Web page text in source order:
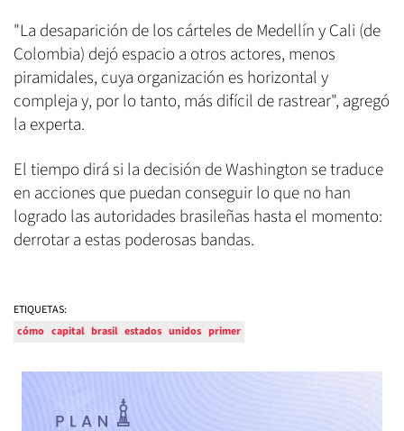
"La desaparición de los cárteles de Medellín y Cali (de
Colombia) dejó espacio a otros actores, menos
piramidales, cuya organización es horizontal y
compleja y, por lo tanto, más difícil de rastrear", agregó
la experta.
El tiempo dirá si la decisión de Washington se traduce
en acciones que puedan conseguir lo que no han
logrado las autoridades brasileñas hasta el momento:
derrotar a estas poderosas bandas.
ETIQUETAS:
cómo capital brasil estados unidos primer